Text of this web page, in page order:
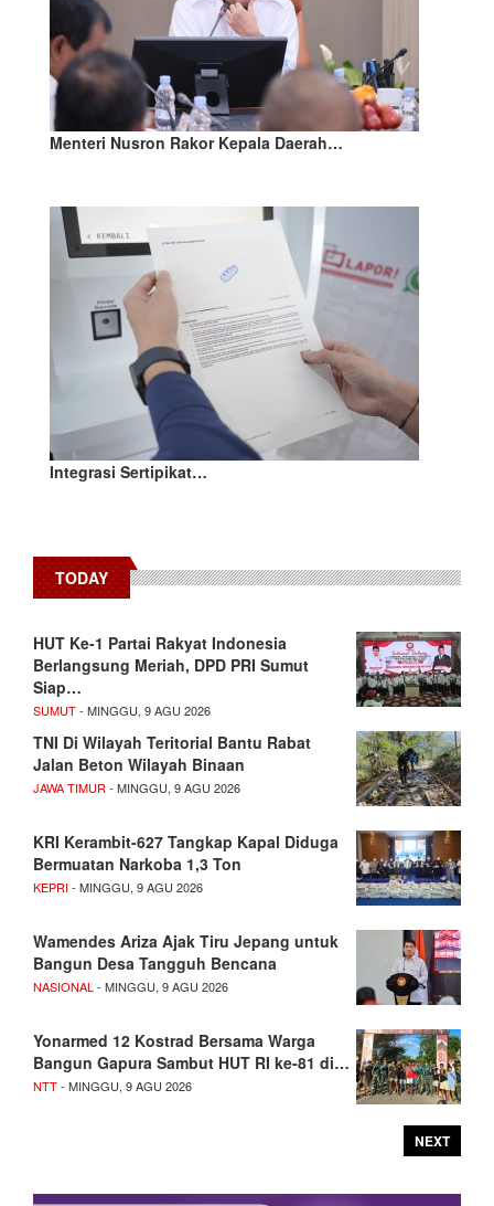
Menteri Nusron Rakor Kepala Daerah…
Integrasi Sertipikat…
TODAY
HUT Ke-1 Partai Rakyat Indonesia
Berlangsung Meriah, DPD PRI Sumut
Siap…
SUMUT- MINGGU, 9 AGU 2026
TNI Di Wilayah Teritorial Bantu Rabat
Jalan Beton Wilayah Binaan
JAWA TIMUR- MINGGU, 9 AGU 2026
KRI Kerambit-627 Tangkap Kapal Diduga
Bermuatan Narkoba 1,3 Ton
KEPRI- MINGGU, 9 AGU 2026
Wamendes Ariza Ajak Tiru Jepang untuk
Bangun Desa Tangguh Bencana
NASIONAL- MINGGU, 9 AGU 2026
Yonarmed 12 Kostrad Bersama Warga
Bangun Gapura Sambut HUT RI ke-81 di…
NTT- MINGGU, 9 AGU 2026
NEXT